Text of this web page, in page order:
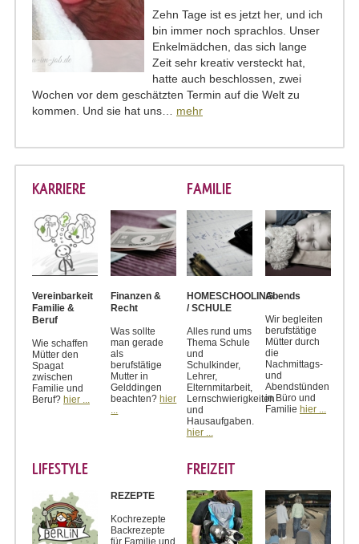
Zehn Tage ist es jetzt her, und ich
bin immer noch sprachlos. Unser
Enkelmädchen, das sich lange
Zeit sehr kreativ versteckt hat,
hatte auch beschlossen, zwei
Wochen vor dem geschätzten Termin auf die Welt zu
kommen. Und sie hat uns… mehr
KARRIERE
Vereinbarkeit
Familie &
Beruf
Wie schaffen
Mütter den
Spagat
zwischen
Familie und
Beruf? hier ...
Finanzen &
Recht
Was sollte
man gerade
als
berufstätige
Mutter in
Gelddingen
beachten? hier
...
FAMILIE
HOMESCHOOLING
/ SCHULE
Alles rund ums
Thema Schule
und
Schulkinder,
Lehrer,
Elternmitarbeit,
Lernschwierigkeiten
und
Hausaufgaben.
hier ...
Abends
Wir begleiten
berufstätige
Mütter durch
die
Nachmittags-
und
Abendstünden
in Büro und
Familie hier ...
LIFESTYLE
REZEPTE
Kochrezepte
Backrezepte
für Familie und
FREIZEIT